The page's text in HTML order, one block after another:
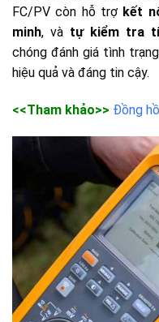
FC/PV còn hỗ trợ kết
minh, và tự kiểm tra
chóng đánh giá tình
hiệu quả và đáng tin cậy.
<<Tham khảo>> Đồng